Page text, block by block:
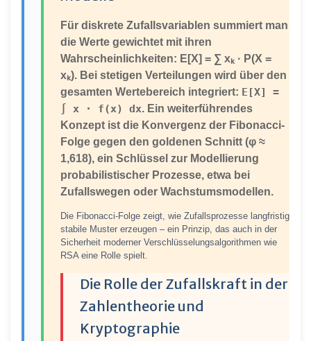
Für diskrete Zufallsvariablen summiert man
die Werte gewichtet mit ihren
Wahrscheinlichkeiten: E[X] = ∑ xₖ · P(X =
xₖ). Bei stetigen Verteilungen wird über den
gesamten Wertebereich integriert: E[X] =
∫ x · f(x) dx. Ein weiterführendes
Konzept ist die Konvergenz der Fibonacci-
Folge gegen den goldenen Schnitt (φ ≈
1,618), ein Schlüssel zur Modellierung
probabilistischer Prozesse, etwa bei
Zufallswegen oder Wachstumsmodellen.
Die Fibonacci-Folge zeigt, wie Zufallsprozesse langfristig
stabile Muster erzeugen – ein Prinzip, das auch in der
Sicherheit moderner Verschlüsselungsalgorithmen wie
RSA eine Rolle spielt.
Die Rolle der Zufallskraft in der
Zahlentheorie und
Kryptographie